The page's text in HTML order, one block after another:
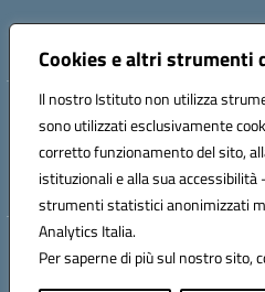
Cookies e altri strumenti
Il nostro Istituto non utilizza
sono utilizzati esclusivamente
corretto funzionamento del sito,
istituzionali e alla sua
strumenti statistici anonimizzati
Analytics Italia.
Per saperne di più sul nostro sito,
Codice fiscale: 81000450908 Codice
Telefono: 079714035 Fax: 079716128
Mail: SSIC80600X@istruzione.it PEC:
Hosting & Powered
Concept & Design